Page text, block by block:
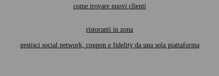
come trovare nuovi clienti
ristoranti in zona
gestisci social network, coupon e fidelity da una sola piattaforma